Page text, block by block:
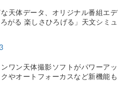
天体データ、オリジナル番組エデ
がる 楽しさひろげる」天文シミュ
ワン天体撮影ソフトがパワーアッ
やオートフォーカスなど新機能も